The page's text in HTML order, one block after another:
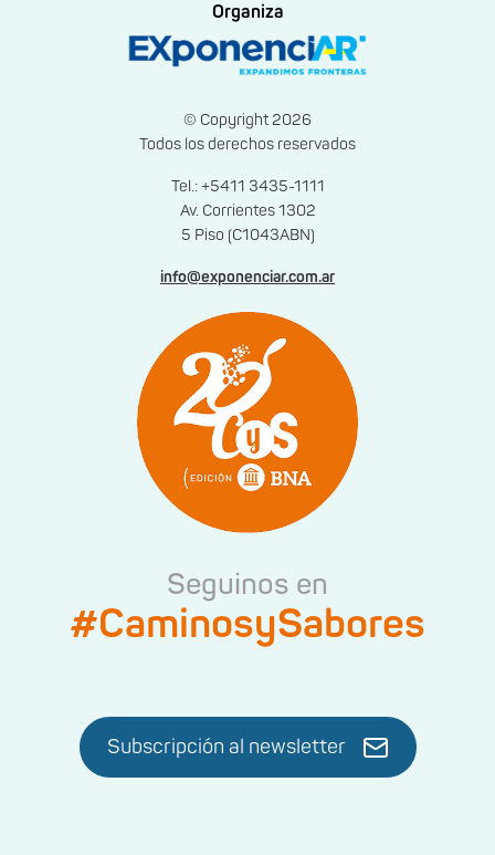
Organiza
© Copyright 2026
Todos los derechos reservados
Tel.: +5411 3435-1111
Av. Corrientes 1302
5 Piso (C1043ABN)
info@exponenciar.com.ar
Seguinos en
#CaminosySabores
Subscripción al newsletter